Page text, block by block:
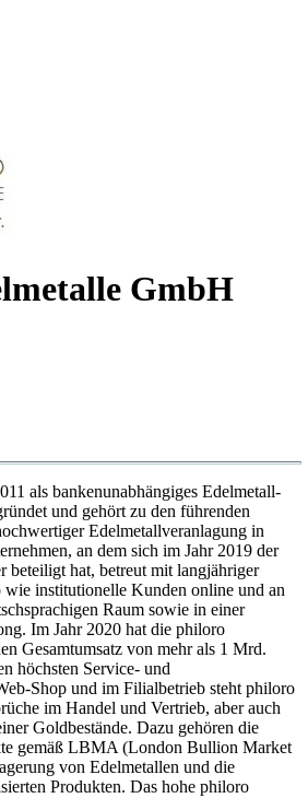
GmbH
als bankenunabhängiges Edelmetall-
und gehört zu den führenden
Edelmetallveranlagung in
an dem sich im Jahr 2019 der
beteiligt hat, betreut mit langjähriger
wie institutionelle Kunden online und an
Raum sowie in einer
Im Jahr 2020 hat die philoro
Gesamtumsatz von mehr als 1 Mrd.
höchsten Service- und
Shop und im Filialbetrieb steht philoro
im Handel und Vertrieb, aber auch
Goldbestände. Dazu gehören die
gemäß LBMA (London Bullion Market
von Edelmetallen und die
Produkten. Das hohe philoro